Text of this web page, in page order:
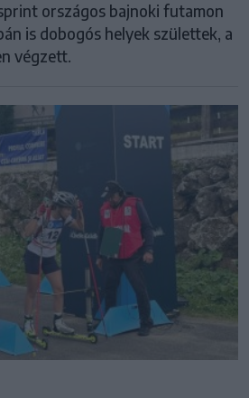
országos bajnoki futamon
is dobogós helyek születtek, a
végzett.